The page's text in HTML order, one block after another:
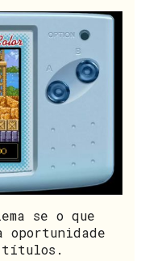
se o que
oportunidade
títulos.